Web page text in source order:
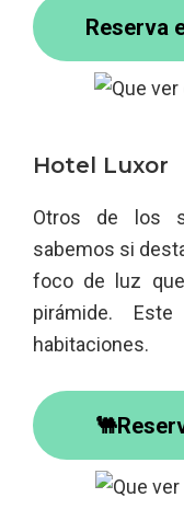
Reserva
Hotel Luxor
Otros de los
sabemos si
foco de luz
pirámide.
habitaciones.